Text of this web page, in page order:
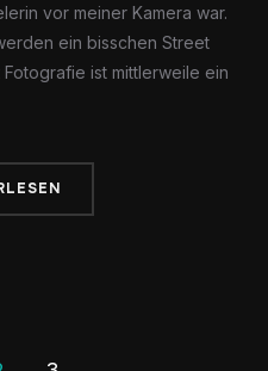
vor meiner Kamera war.
ein bisschen Street
ist mittlerweile ein